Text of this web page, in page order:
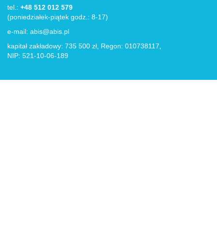
tel.: +48 512 012 579
(poniedziałek-piątek godz.: 8-17)
e-mail: abis@abis.pl
kapitał zakładowy: 735 500 zł, Regon: 010738117,
NIP: 521-10-06-189